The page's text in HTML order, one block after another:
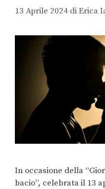
13 Aprile 2024 diErica
In occasione della
bacio”, celebrata il 13